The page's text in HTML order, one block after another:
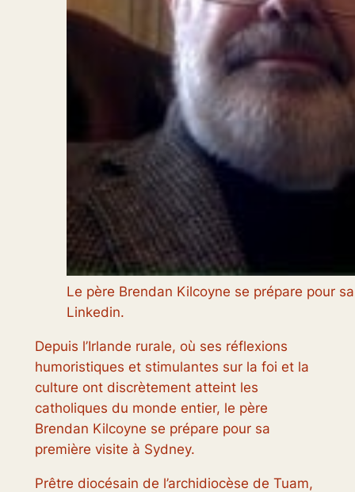
Le père Brendan Kilcoyne se prépare pour
Linkedin.
Depuis l’Irlande rurale, où ses réflexions
humoristiques et stimulantes sur la foi et la
culture ont discrètement atteint les
catholiques du monde entier, le père
Brendan Kilcoyne se prépare pour sa
première visite à Sydney.
Prêtre diocésain de l’archidiocèse de Tuam,